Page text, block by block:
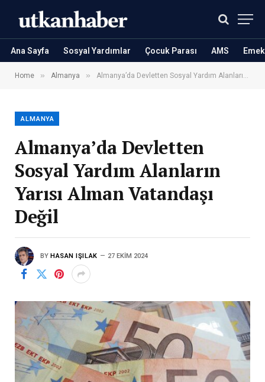
Ana Sayfa Sosyal Yardımlar Çocuk Parası AMS
Home » Almanya » Almanya’da Devletten Sosyal Yardım Alanların Yarısı Alman Vatandaşı Değil
ALMANYA
Almanya’da Devletten
Sosyal Yardım Alanların
Yarısı Alman Vatandaşı
Değil
BY HASAN IŞILAK 27 EKIM 2024